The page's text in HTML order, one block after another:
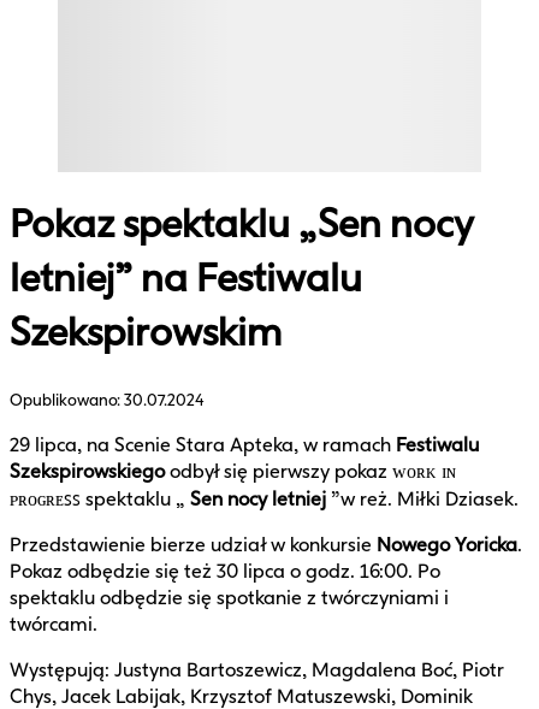
Pokaz spektaklu „Sen nocy
letniej” na Festiwalu
Szekspirowskim
Opublikowano:30.07.2024
29 lipca, na Scenie Stara Apteka, w ramach Festiwalu
Szekspirowskiegoodbył się pierwszy pokaz ᴡᴏʀᴋ ɪɴ
ᴘʀᴏɢʀᴇꜱꜱ spektaklu „ Sen nocy letniej ”w reż. Miłki Dziasek.
Przedstawienie bierze udział w konkursie Nowego Yoricka.
Pokaz odbędzie się też 30 lipca o godz. 16:00. Po
spektaklu odbędzie się spotkanie z twórczyniami i
twórcami.
Występują: Justyna Bartoszewicz, Magdalena Boć, Piotr
Chys, Jacek Labijak, Krzysztof Matuszewski, Dominik